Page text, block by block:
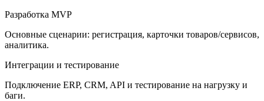
Разработка MVP
Основные сценарии: регистрация, карточки товаров/сервисов,
аналитика.
Интеграции и тестирование
Подключение ERP, CRM, API и тестирование на нагрузку и
баги.